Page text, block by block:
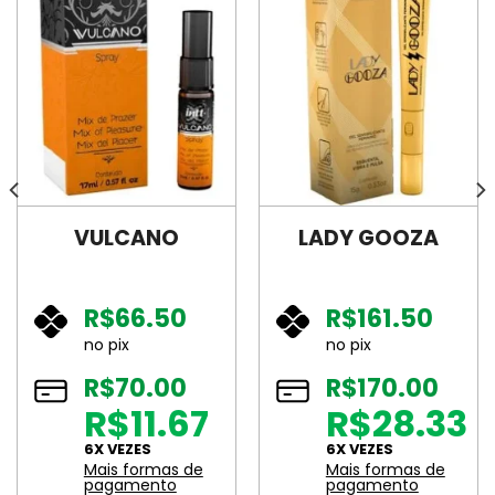
VULCANO
R$66.50
no pix
R$70.00
R$11.67
6X VEZES
Mais formas de
pagamento
LADY GOOZA
R$161.50
no pix
R$170.00
R$28.33
6X VEZES
Mais formas de
pagamento